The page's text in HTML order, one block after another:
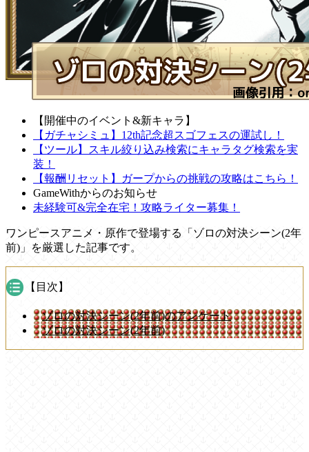
【開催中のイベント&新キャラ】
【ガチャシミュ】12th記念超スゴフェスの運試し！
【ツール】スキル絞り込み検索にキャラタグ検索を実
装！
【報酬リセット】ガープからの挑戦の攻略はこちら！
GameWithからのお知らせ
未経験可&完全在宅！攻略ライター募集！
ワンピースアニメ・原作で登場する「ゾロの対決シーン(2年
前)」を厳選した記事です。
【目次】
ゾロの対決シーン(2年前)のアンケート
ゾロの対決シーン(2年前)